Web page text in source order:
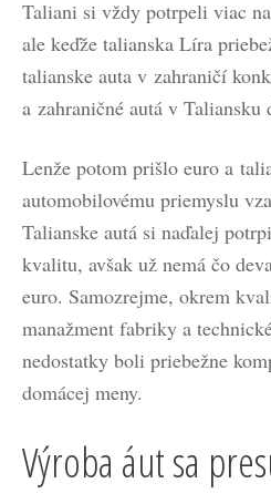
Taliani si vždy potrpeli viac
ale keďže talianska Líra
talianske auta v zahraničí
a zahraničné autá v Taliansku
Lenže potom prišlo euro a
automobilovému priemyslu
Talianske autá si naďalej
kvalitu, avšak už nemá čo
euro. Samozrejme, okrem
manažment fabriky a
nedostatky boli priebežne
domácej meny.
Výroba áut sa